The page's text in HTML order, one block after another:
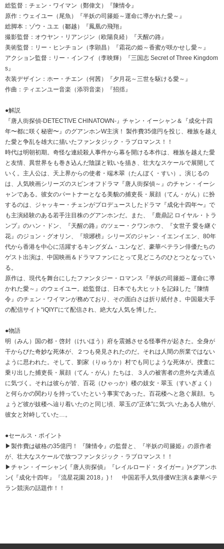
総監督：チェン・ワイマン（鄭偉文）『陳情令』
原作：ウェイユー（尾魚）『半妖の司籐姫～運命に導かれた愛～』
総脚本：ゾウ・ユエ（鄒越）『鳳凰の飛翔』
撮影監督：オウヤン・リアンジン（欧陽良経）『天醒の路』
美術監督：リー・ヒンチョン（李顕昌）『霜花の姫～香蜜が咲かせし愛～』
アクション監督：リー・インフイ（李映輝）『三国志 Secret of Three Kingdom
s』
衣装デザイン：ホー・チエン（何茜）『夕月花～三世を駆ける愛～』
作曲：ティエンユー音楽（添羽音楽）『招揺』
●解説
『唐人街探偵-DETECTIVE CHINATOWN-』チャン・イーシャン＆『成化十四
年〜都に咲く秘密〜』のグアンホンW主演！ 製作費35億円を投じ、種族を越え
た愛と争乱を雄大に描いたファンタジック・ラブロマンス！！
時代は明朝初期。奇怪な連続殺人事件から幕を開ける本作は、種族を越えた愛
と友情、異世界をも巻き込んだ陰謀と戦いを描き、壮大なスケールで展開して
いく。主人公は、天上界からの使者・端木翠（たんぼく・すい）。演じるの
は、人気映画シリーズのスピンオフドラマ『唐人街探偵～』のチャン・イーシ
ャンである。彼女のパートナーとなる美貌の捕吏長・展顔（てん・がん）に扮
するのは、ジャッキー・チェンがプロデュースしたドラマ『成化十四年〜』で
も主演経験のある若手注目株のグアンホンだ。また、『鹿鼎記 ロイヤル・トラ
ンプ』のハン・ドン、『天醒の路』のツェー・クワンホウ、『女世子 愛を継ぐ
花』のジョン・グオリン、『琅琊榜』シリーズのジャン・イエンイエン、80年
代から香港を中心に活躍するキングダム・ユンなど、豪華ベテラン俳優たちの
ゲスト出演は、中国映画＆ドラマファンにとって見どころのひとつとなってい
る。
原作は、現代を舞台にしたファンタジー・ロマンス『半妖の司籐姫～運命に導
かれた愛～』のウェイユー。総監督は、日本でも大ヒットを記録した『陳情
令』のチェン・ワイマンが務めており、その面白さは折り紙付き。中国最大手
の配信サイト“iQIYI”にて配信され、絶大な人気を博した。
●物語
明（みん）国の都・啓封（けいほう）府を震撼させる怪事件が起きた。全身が
干からびた奇妙な死体が、２つも発見されたのだ。それは人間の所業ではない
ように思われた。そして、劉家（りゅうか）村でも同じような死体が。捜査に
乗り出した捕吏長・展顔（てん・がん）たちは、３人の被害者の意外な共通点
に気づく。それは彼らが皆、百花（ひゃっか）楼の妓女・翠玉（すいぎょく）
と何らかの関わりを持っていたという事実であった。百花楼へと急ぐ展顔。ち
ょうど彼が妓楼へ辿り着いたのと同じ頃、翠玉の“正体”に気づいたある人物が、
彼女と対峙していた…。
●セールス・ポイント
▶製作費は破格の35億円！ 『陳情令』の監督と、『半妖の司籐姫』の原作者
が、壮大なスケールで放つファンタジック・ラブロマンス！！
▶チャン・イーシャン(『唐人街探偵』『レイルロード・タイガー』)×グアンホ
ン(『成化十四年』『流星花園 2018』)！ 中国若手人気俳優W主演＆豪華ベテ
ラン競演の話題作！！